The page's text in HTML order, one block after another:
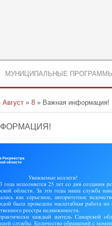
МУНИЦИПАЛЬНЫЕ ПРОГРАММЫ
Август » 8 » Важная информация!